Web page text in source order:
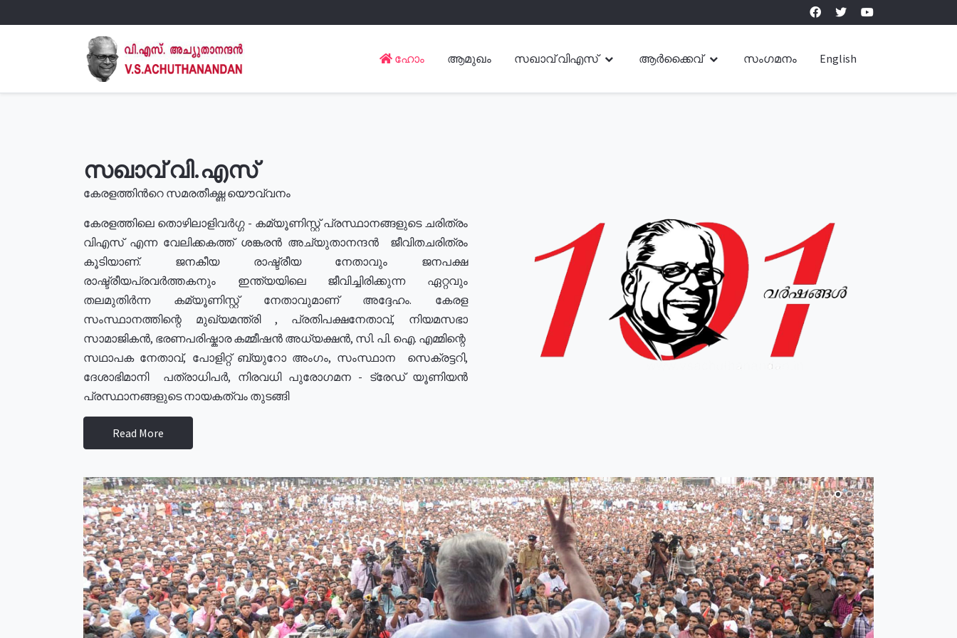
ഹോം ആമുഖം സഖാവ് വിഎസ് ആർക്കൈവ് സംഗമനം English
സഖാവ് വി.എസ്
കേരളത്തിൻറെ സമരതീക്ഷ്ണ യൌവ്വനം
കേരളത്തിലെ തൊഴിലാളിവർഗ്ഗ - കമ്യൂണിസ്റ്റ് പ്രസ്ഥാനങ്ങളുടെ ചരിത്രം
വിഎസ് എന്ന വേലിക്കകത്ത് ശങ്കരൻ അച്യുതാനന്ദൻ ജീവിതചരിത്രം
കൂടിയാണ്. ജനകീയ രാഷ്ട്രീയ നേതാവും ജനപക്ഷ
രാഷ്ട്രീയപ്രവർത്തകനും ഇന്ത്യയിലെ ജീവിച്ചിരിക്കുന്ന ഏറ്റവും
തലമുതിർന്ന കമ്യൂണിസ്റ്റ് നേതാവുമാണ് അദ്ദേഹം. കേരള
സംസ്ഥാനത്തിന്റെ മുഖ്യമന്ത്രി , പ്രതിപക്ഷനേതാവ്, നിയമസഭാ
സാമാജികൻ, ഭരണപരിഷ്കാര കമ്മീഷൻ അധ്യക്ഷൻ, സി. പി. ഐ. എമ്മിന്റെ
സഥാപക നേതാവ്, പോളിറ്റ് ബ്യുറോ അംഗം, സംസ്ഥാന സെക്രട്ടറി,
ദേശാഭിമാനി പത്രാധിപർ, നിരവധി പുരോഗമന - ട്രേഡ് യൂണിയൻ
പ്രസ്ഥാനങ്ങളുടെ നായകത്വം തുടങ്ങി
Read More